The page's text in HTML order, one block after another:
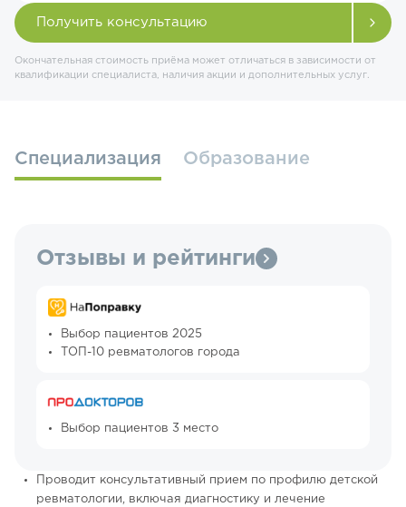
Получить консультацию
Окончательная стоимость приёма может отличаться в зависимости от
квалификации специалиста, наличия акции и дополнительных услуг.
Специализация Образование
Проводит консультативный прием по профилю детской
ревматологии, включая диагностику и лечение
Отзывы и рейтинги
Выбор пациентов 2025
ТОП-10 ревматологов города
Выбор пациентов 3 место